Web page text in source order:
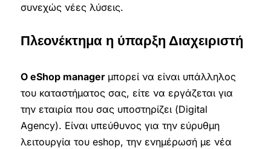
συνεχώς νέες λύσεις.
Πλεονέκτημα η ύπαρξη Διαχειριστή
Ο eShop manager μπορεί να είναι υπάλληλος
του καταστήματος σας, είτε να εργάζεται για
την εταιρία που σας υποστηρίζει (Digital
Agency). Είναι υπεύθυνος για την εύρυθμη
λειτουργία του eshop, την ενημέρωσή με νέα